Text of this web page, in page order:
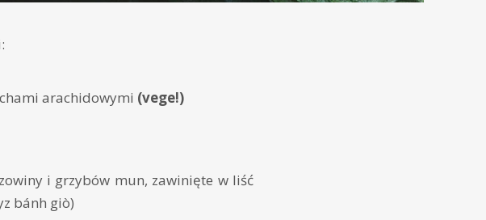
arachidowymi (vege!)
i grzybów mun, zawinięte w liść
bánh giò)